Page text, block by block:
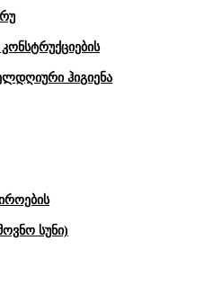
ჰიგიენა
სუნი)